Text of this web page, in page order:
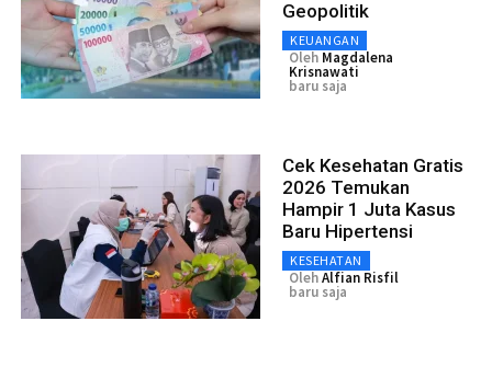
Geopolitik
KEUANGAN
Oleh Magdalena
Krisnawati
baru saja
Cek Kesehatan Gratis
2026 Temukan
Hampir 1 Juta Kasus
Baru Hipertensi
KESEHATAN
OlehAlfian Risfil
baru saja